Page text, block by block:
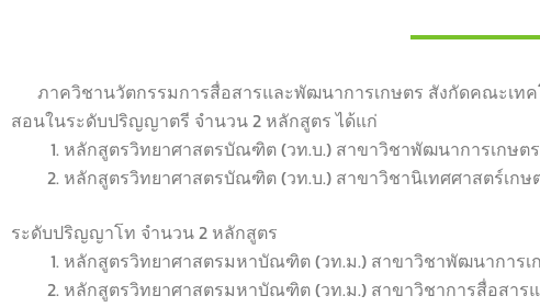
ภาควิชานวัตกรรมการสื่อสารและพัฒนาการเกษตร สังกัดคณะเทค
สอนในระดับปริญญาตรี จำนวน 2 หลักสูตร ได้แก่
หลักสูตรวิทยาศาสตรบัณฑิต (วท.บ.) สาขาวิชาพัฒนาการเกษตร
หลักสูตรวิทยาศาสตรบัณฑิต (วท.บ.) สาขาวิชานิเทศศาสตร์เกษ
ระดับปริญญาโท จำนวน 2 หลักสูตร
หลักสูตรวิทยาศาสตรมหาบัณฑิต (วท.ม.) สาขาวิชาพัฒนาการเ
หลักสูตรวิทยาศาสตรมหาบัณฑิต (วท.ม.) สาขาวิชาการสื่อสาร